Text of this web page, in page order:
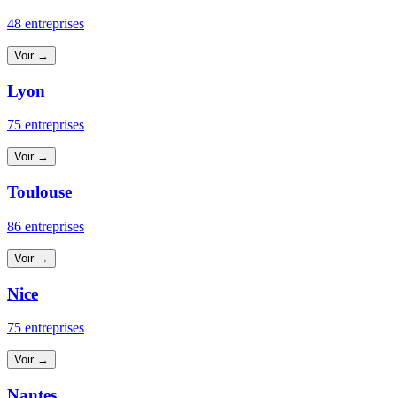
48 entreprises
Voir →
Lyon
75 entreprises
Voir →
Toulouse
86 entreprises
Voir →
Nice
75 entreprises
Voir →